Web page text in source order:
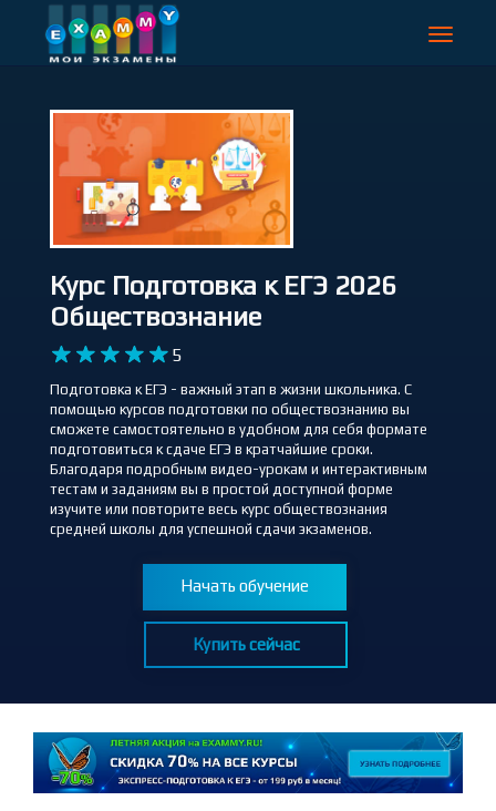
Toggle
Курс Подготовка к ЕГЭ 2026
Обществознание
5
Подготовка к ЕГЭ - важный этап в жизни школьника. С
помощью курсов подготовки по обществознанию вы
сможете самостоятельно в удобном для себя формате
подготовиться к сдаче ЕГЭ в кратчайшие сроки.
Благодаря подробным видео-урокам и интерактивным
тестам и заданиям вы в простой доступной форме
изучите или повторите весь курс обществознания
средней школы для успешной сдачи экзаменов.
Начать обучение
Купить сейчас